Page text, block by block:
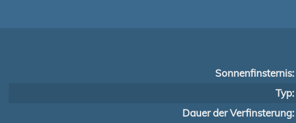
Sonnenfinsternis:
Typ:
Dauer der Verfinsterung: